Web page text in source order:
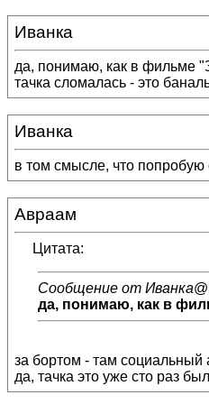
Иванка
да, понимаю, как в фильме
тачка сломалась - это
Иванка
в том смысле, что попробую
Авраам
Цитата:
Сообщение от Иванка
да, понимаю, как в
за бортом - там социальный
да, тачка это уже сто раз